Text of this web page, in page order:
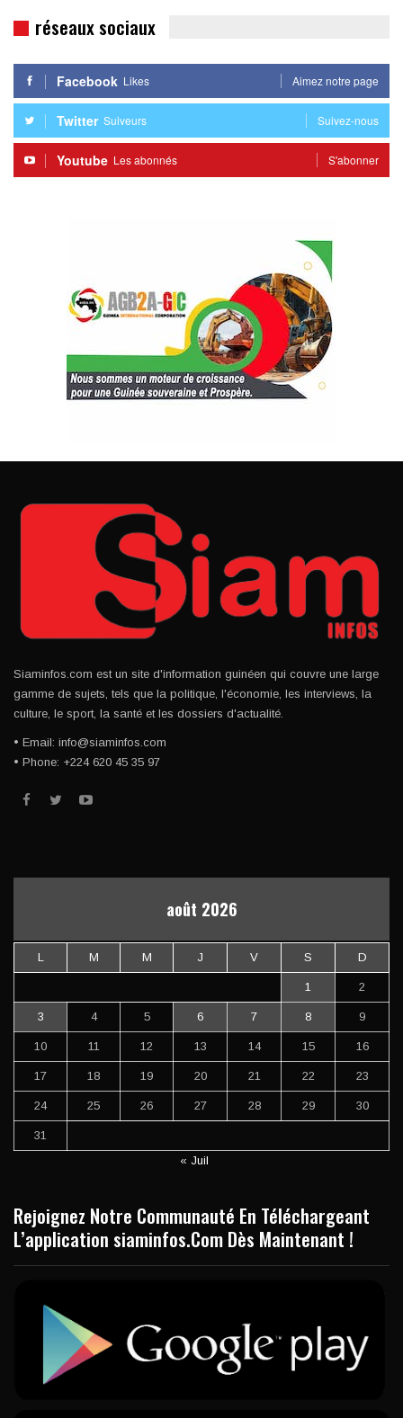
réseaux sociaux
Facebook Likes Aimez notre page
Twitter Suiveurs Suivez-nous
Youtube Les abonnés S'abonner
Siaminfos.com est un site d'information guinéen qui couvre une large
gamme de sujets, tels que la politique, l'économie, les interviews, la
culture, le sport, la santé et les dossiers d'actualité.
• Email: info@siaminfos.com
• Phone: +224 620 45 35 97
août 2026
L M M J V S D
1 2
3 4 5 6 7 8 9
10 11 12 13 14 15 16
17 18 19 20 21 22 23
24 25 26 27 28 29 30
31
« Juil
Rejoignez Notre Communauté En Téléchargeant
L’application siaminfos.Com Dès Maintenant !